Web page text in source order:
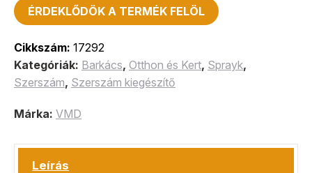
ÉRDEKLŐDÖK A TERMÉK FELÖL
Cikkszám: 17292
Kategóriák: Barkács, Otthon és Kert, Sprayk,
Szerszám, Szerszám kiegészítő
Márka: VMD
Leírás